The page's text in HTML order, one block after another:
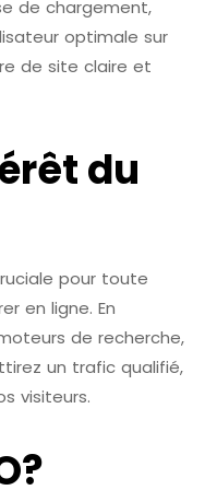
de chargement,
optimale sur
de site claire et
du
pour toute
en ligne. En
de recherche,
un trafic qualifié,
visiteurs.